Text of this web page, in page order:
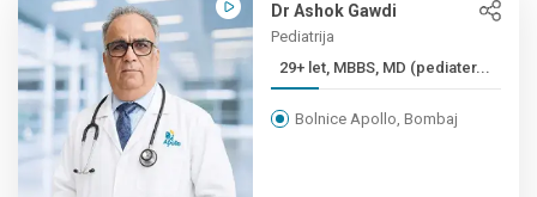
Dr Ashok Gawdi
Pediatrija
29+ let, MBBS, MD (pediater...
Bolnice Apollo, Bombaj